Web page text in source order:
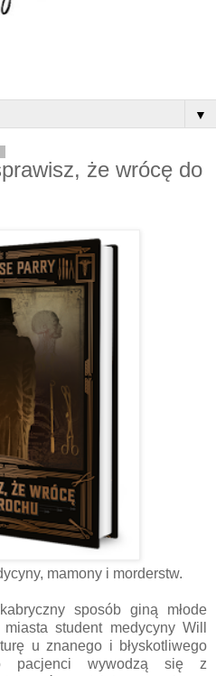
▼
że wrócę do
mamony i morderstw.
sposób giną młode
student medycyny Will
u znanego i błyskotliwego
pacjenci wywodzą się z